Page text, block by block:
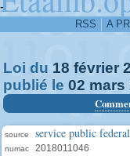
-
RSS A
Loi du 18 février
publié le 02 mars
source service public
numac 2018011046